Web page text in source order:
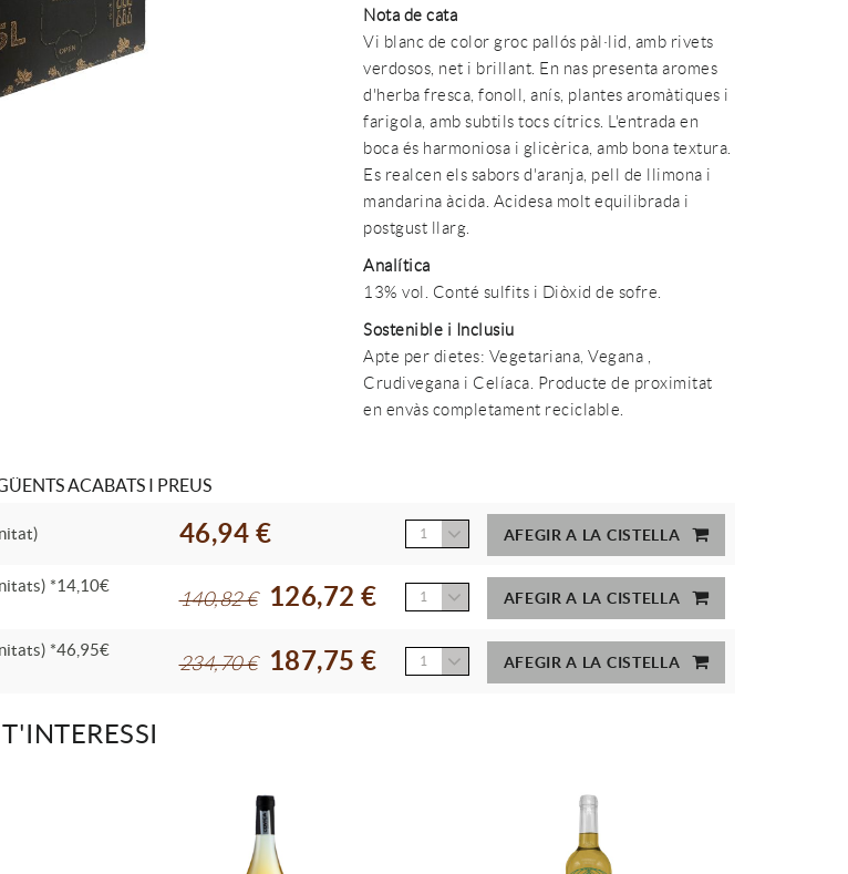
Nota de cata
Vi blanc de color groc pallós pàl·lid, amb rivets
verdosos, net i brillant. En nas presenta aromes
d'herba fresca, fonoll, anís, plantes aromàtiques i
farigola, amb subtils tocs cítrics. L'entrada en
boca és harmoniosa i glicèrica, amb bona textura.
Es realcen els sabors d'aranja, pell de llimona i
mandarina àcida. Acidesa molt equilibrada i
postgust llarg.
Analítica
13% vol. Conté sulfits i Diòxid de sofre.
Sostenible i Inclusiu
Apte per dietes: Vegetariana, Vegana ,
Crudivegana i Celíaca. Producte de proximitat
en envàs completament reciclable.
ACABATS I PREUS
46,94 € 1 AFEGIR A LA CISTELLA
*14,10€
140,82 € 126,72 € 1 AFEGIR A LA CISTELLA
*46,95€
234,70 € 187,75 € 1 AFEGIR A LA CISTELLA